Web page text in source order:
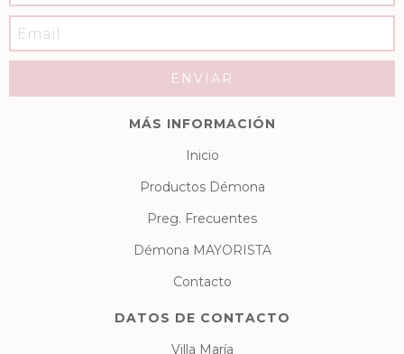
MÁS INFORMACIÓN
Inicio
Productos Démona
Preg. Frecuentes
Démona MAYORISTA
Contacto
DATOS DE CONTACTO
Villa María